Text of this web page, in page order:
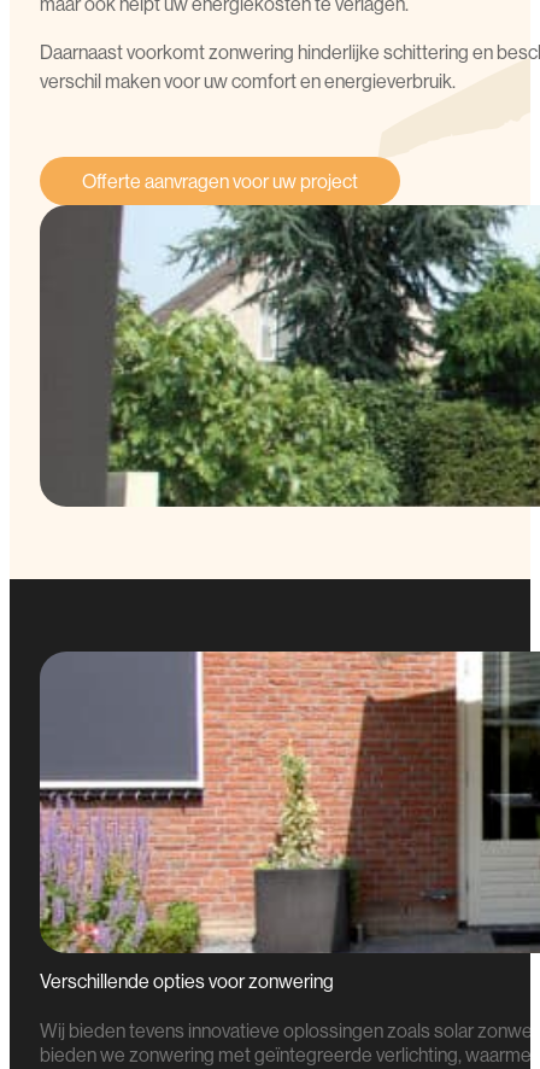
Daarnaast voorkomt zonwering hinderlijke schittering en
verschil maken voor uw comfort en energieverbruik.
Offerte aanvragen voor uw project
Verschillende opties voor zonwering
Wij bieden tevens innovatieve oplossingen zoals solar
bieden we zonwering met geïntegreerde verlichting,